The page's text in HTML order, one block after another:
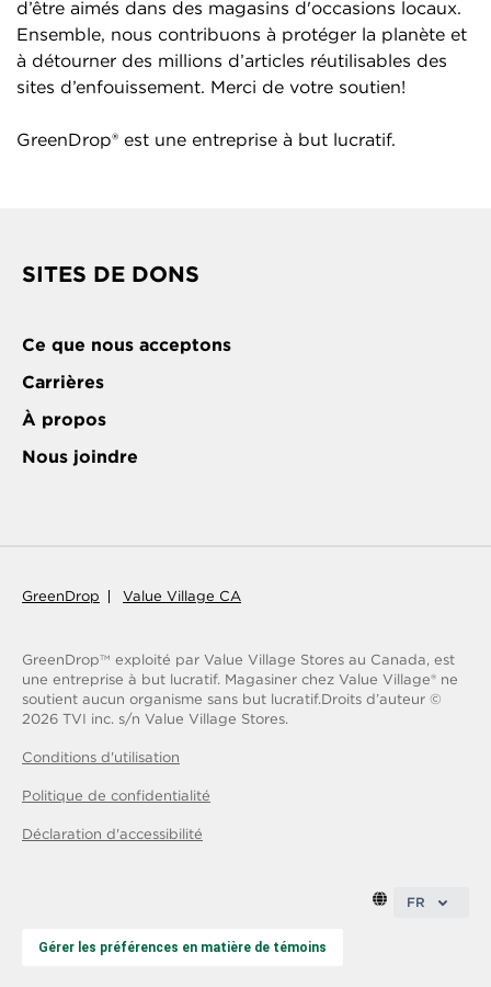
d’être aimés dans des magasins d'occasions locaux.
Ensemble, nous contribuons à protéger la planète et
à détourner des millions d’articles réutilisables des
sites d’enfouissement. Merci de votre soutien!
GreenDrop® est une entreprise à but lucratif.
SITES DE DONS
Ce que nous acceptons
Carrières
À propos
Nous joindre
GreenDrop Value Village CA
GreenDropTM
exploité par Value Village Stores au Canada, est
une entreprise à but lucratif. Magasiner chez Value Village® ne
soutient aucun organisme sans but lucratif.Droits d’auteur ©
2026 TVI inc. s/n Value Village Stores.
Conditions d'utilisation
Politique de confidentialité
Déclaration d'accessibilité
FR
Gérer les préférences en matière de témoins